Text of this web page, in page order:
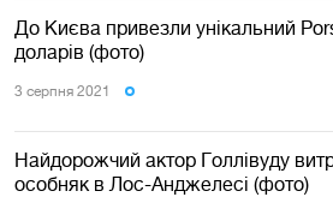
До Києва привезли унікальний
доларів (фото)
3 серпня 2021
Найдорожчий актор Голлівуду
особняк в Лос-Анджелесі (фото)